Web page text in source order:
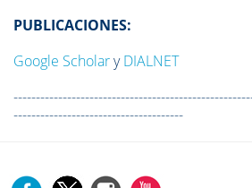
PUBLICACIONES:
Google ScholaryDIALNET
--------------------------------------